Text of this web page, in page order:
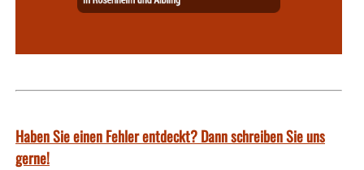
Haben Sie einen Fehler entdeckt? Dann schreiben Sie uns
gerne!